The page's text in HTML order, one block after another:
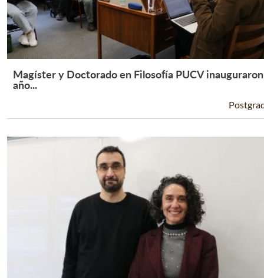
Leer Más +
Magíster y Doctorado en Filosofía PUCV inauguraron
año...